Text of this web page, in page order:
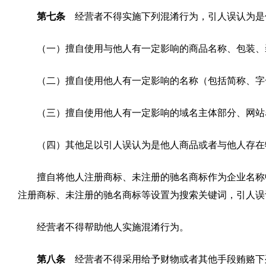
第七条 经营者不得实施下列混淆行为，引人误认为
（一）擅自使用与他人有一定影响的商品名称、包装
（二）擅自使用他人有一定影响的名称（包括简称、
（三）擅自使用他人有一定影响的域名主体部分、网
（四）其他足以引人误认为是他人商品或者与他人存
擅自将他人注册商标、未注册的驰名商标作为企业名
注册商标、未注册的驰名商标等设置为搜索关键词，引人
经营者不得帮助他人实施混淆行为。
第八条 经营者不得采用给予财物或者其他手段贿赂